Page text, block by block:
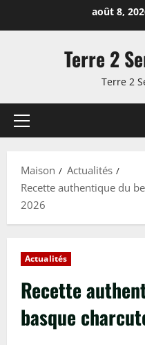
au
août 8,
Terre 2
Terre 2
Menu
Maison
Actualités
Recette authentique du
2026
Actualités
Recette
basque